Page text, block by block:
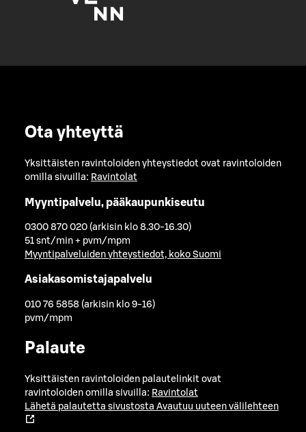
Ota yhteyttä
Yksittäisten ravintoloiden yhteystiedot ovat ravintoloiden
omilla sivuilla: Ravintolat
Myyntipalvelu, pääkaupunkiseutu
0300 870 020 (arkisin klo 8.30-16.30)
51 snt/min + pvm/mpm
Myyntipalveluiden yhteystiedot, koko Suomi
Asiakasomistajapalvelu
010 76 5858 (arkisin klo 9-16)
pvm/mpm
Palaute
Yksittäisten ravintoloiden palautelinkit ovat
ravintoloiden omilla sivuilla: Ravintolat
Lähetä palautetta sivustosta Avautuu uuteen välilehteen